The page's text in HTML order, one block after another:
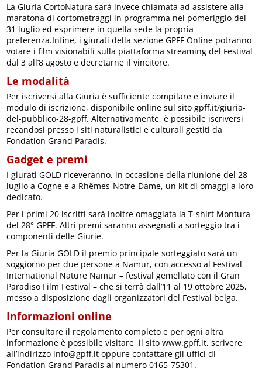
La Giuria CortoNatura sarà invece chiamata ad assistere alla
maratona di cortometraggi in programma nel pomeriggio del
31 luglio ed esprimere in quella sede la propria
preferenza.Infine, i giurati della sezione GPFF Online potranno
votare i film visionabili sulla piattaforma streaming del Festival
dal 3 all’8 agosto e decretarne il vincitore.
Le modalità
Per iscriversi alla Giuria è sufficiente compilare e inviare il
modulo di iscrizione, disponibile online sul sito gpff.it/giuria-
del-pubblico-28-gpff. Alternativamente, è possibile iscriversi
recandosi presso i siti naturalistici e culturali gestiti da
Fondation Grand Paradis.
Gadget e premi
I giurati GOLD riceveranno, in occasione della riunione del 28
luglio a Cogne e a Rhêmes-Notre-Dame, un kit di omaggi a loro
dedicato.
Per i primi 20 iscritti sarà inoltre omaggiata la T-shirt Montura
del 28° GPFF. Altri premi saranno assegnati a sorteggio tra i
componenti delle Giurie.
Per la Giuria GOLD il premio principale sorteggiato sarà un
soggiorno per due persone a Namur, con accesso al Festival
International Nature Namur – festival gemellato con il Gran
Paradiso Film Festival – che si terrà dall’11 al 19 ottobre 2025,
messo a disposizione dagli organizzatori del Festival belga.
Informazioni online
Per consultare il regolamento completo e per ogni altra
informazione è possibile visitare il sito www.gpff.it, scrivere
all’indirizzo info@gpff.it oppure contattare gli uffici di
Fondation Grand Paradis al numero 0165-75301.